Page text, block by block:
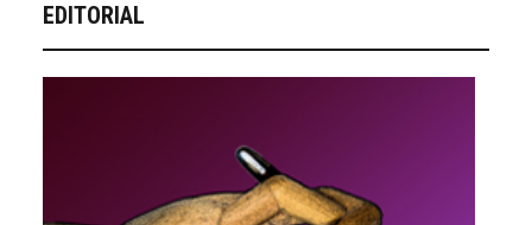
EDITORIAL